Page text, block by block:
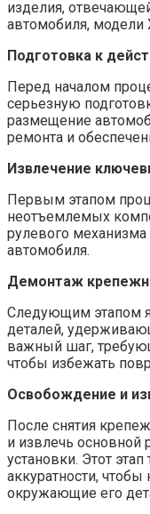
изделия,
автомобиля, модели
Подготовка к
Перед началом
серьезную
размещение
ремонта и
Извлечение
Первым этапом
неотъемлемых
рулевого
автомобиля.
Демонтаж
Следующим этапом
деталей,
важный шаг,
чтобы избежать
Освобождение и
После снятия
и извлечь основной
установки. Этот
аккуратности,
окружающие его